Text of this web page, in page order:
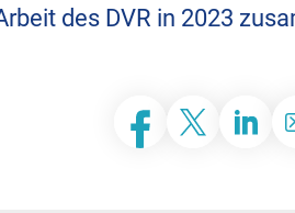
des DVR in 2023